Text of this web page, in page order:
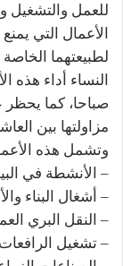
للعمل والتشغيل
الأعمال التي يمنع
لطبيعتهما
النساء أداء هذه
صباحا، كما
مزاولتها بين
وتشمل هذه
– الأنشطة في
– أشغال البناء
– النقل البري
– تشغيل